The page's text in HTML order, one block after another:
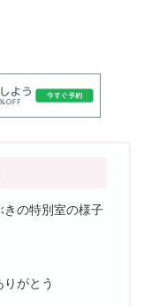
きの特別室の様子
がとう